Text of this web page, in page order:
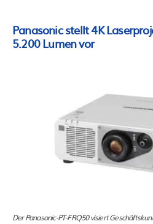
Panasonic stellt 4K
5.200 Lumen vor
Der Panasonic-PT-FRQ50 visiert